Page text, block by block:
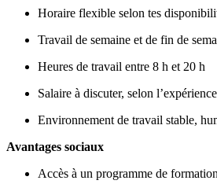
Horaire flexible selon tes
Travail de semaine et de fin de
Heures de travail entre 8 h et 20 h
Salaire à discuter, selon l’expérience
Environnement de travail stable,
Avantages sociaux
Accès à un programme de